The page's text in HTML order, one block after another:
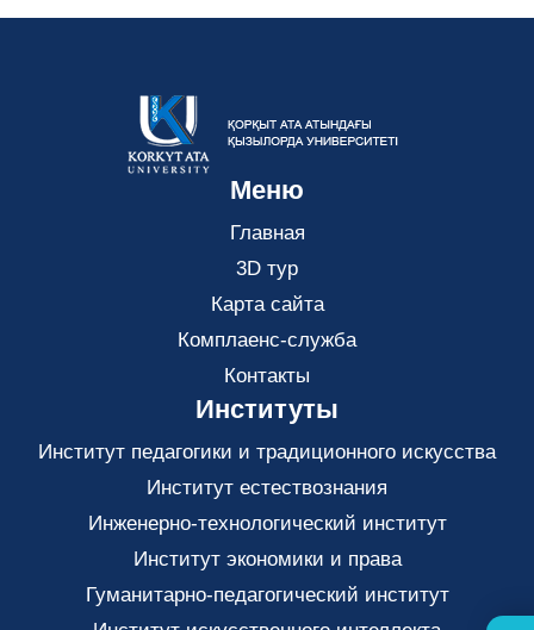
Меню
Главная
3D тур
Карта сайта
Комплаенс-служба
Контакты
Институты
Институт педагогики и традиционного искусства
Институт естествознания
Инженерно-технологический институт
Институт экономики и права
Гуманитарно-педагогический институт